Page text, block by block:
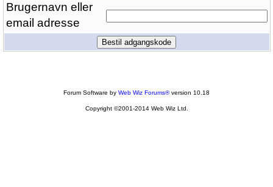
Brugernavn eller
email adresse
Forum Software by Web Wiz Forums®version 10.18
Copyright ©2001-2014 Web Wiz Ltd.